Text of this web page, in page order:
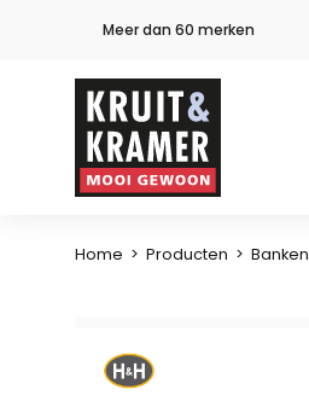
Meer dan 60 merken
Home > Producten > Banken